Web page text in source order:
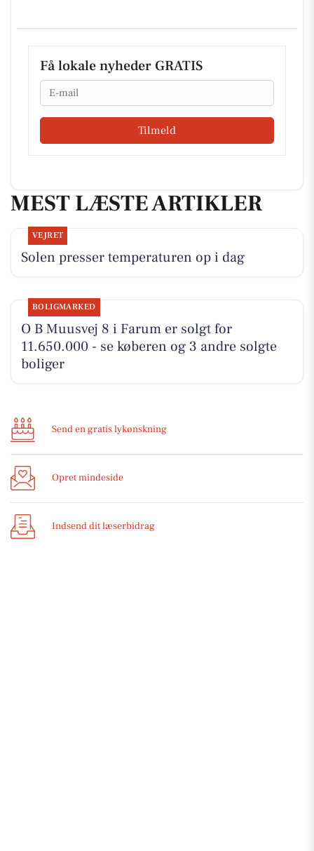
Få lokale nyheder GRATIS
Email
Tilmeld
MEST LÆSTE ARTIKLER
VEJRET
Solen presser temperaturen op i dag
BOLIGMARKED
O B Muusvej 8 i Farum er solgt for
11.650.000 - se køberen og 3 andre solgte
boliger
Send en gratis lykønskning
Opret mindeside
Indsend dit læserbidrag